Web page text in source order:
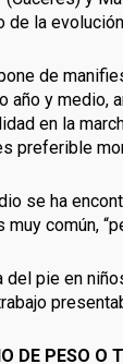
de la
de
año y medio,
en la
preferible
se ha
muy común,
del pie en
DE PESO O